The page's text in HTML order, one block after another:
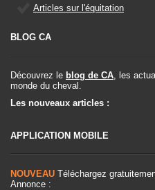
Articles sur l'équitation
BLOG CA
Découvrez le blog de CA , les
monde du cheval.
Les nouveaux articles :
APPLICATION MOBILE
NOUVEAU Téléchargez
Annonce :